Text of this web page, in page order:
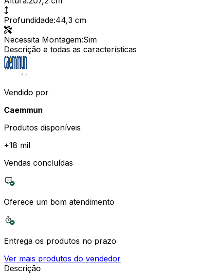
Profundidade:44,3 cm
Necessita Montagem:Sim
Descrição e todas as características
Vendido por
Caemmun
Produtos disponíveis
+18 mil
Vendas concluídas
Oferece um bom atendimento
Entrega os produtos no prazo
Ver mais produtos do vendedor
Descrição